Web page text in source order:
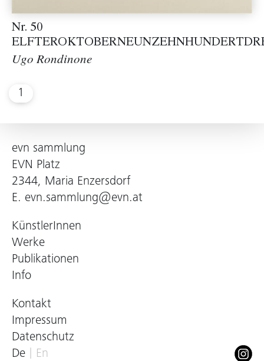
Nr. 50
Ugo Rondinone
1
evn sammlung
EVN Platz
2344, Maria Enzersdorf
E. evn.sammlung@evn.at
KünstlerInnen
Werke
Publikationen
Info
Kontakt
Impressum
Datenschutz
De
En